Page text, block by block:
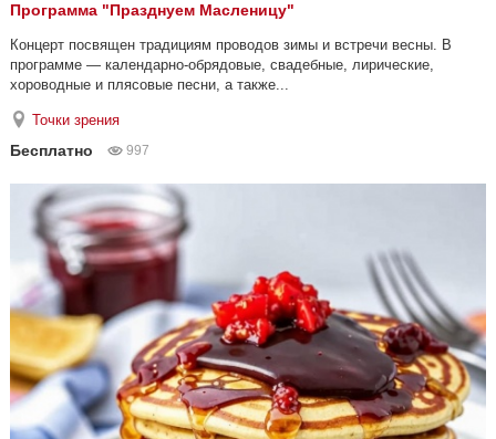
Программа "Празднуем Масленицу"
Концерт посвящен традициям проводов зимы и встречи весны. В
программе — календарно-обрядовые, свадебные, лирические,
хороводные и плясовые песни, а также...
Точки зрения
Бесплатно 997